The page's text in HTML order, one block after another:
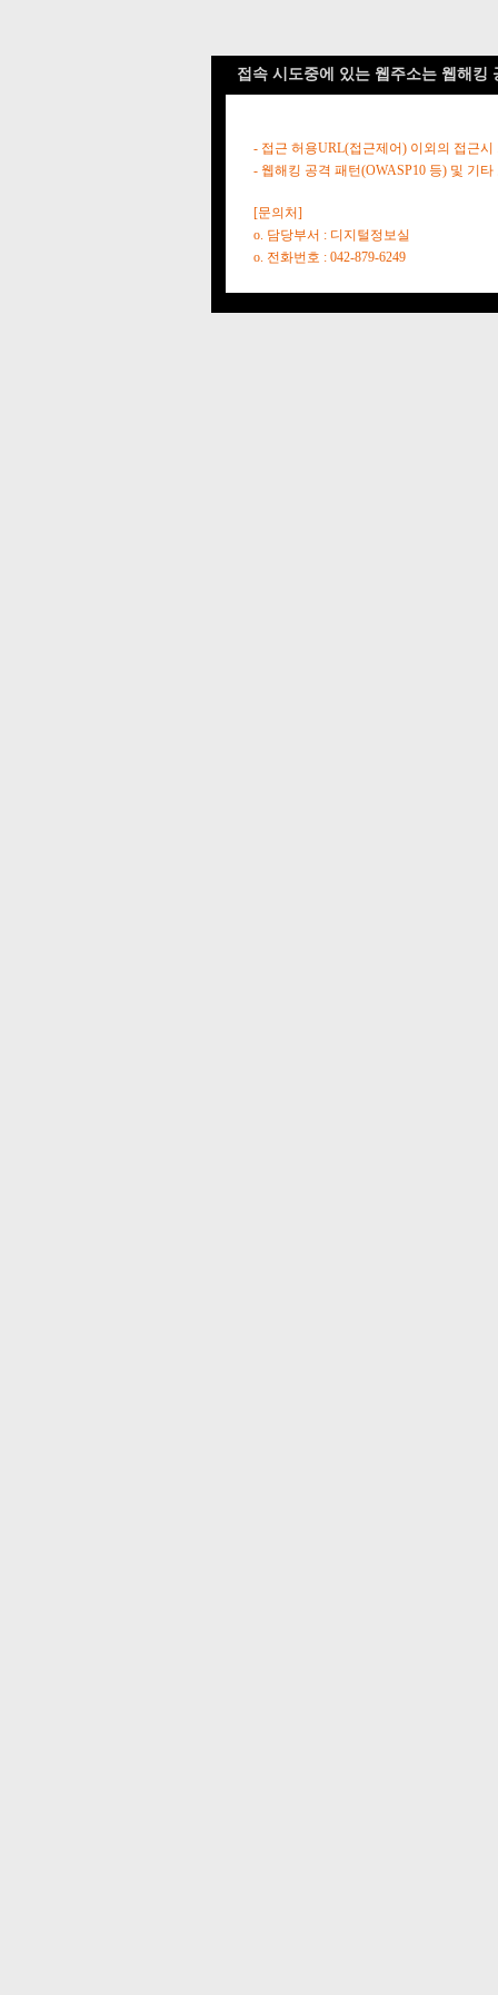
접속 시도중에 있는 웹주소는 웹해킹
- 접근 허용URL(접근제어) 이외의 접근시
- 웹해킹 공격 패턴(OWASP10 등) 및 기
[문의처]
o. 담당부서 : 디지털정보실
o. 전화번호 : 042-879-6249